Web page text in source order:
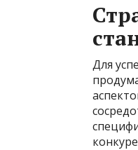
Для